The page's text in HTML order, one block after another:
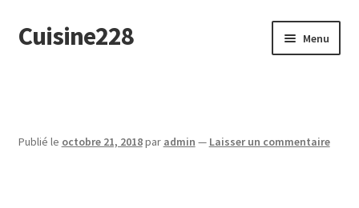
Aller
à
Aller
au
Cuisine228 Menu
Publié le octobre 21, 2018par admin — Laisser un commentaire